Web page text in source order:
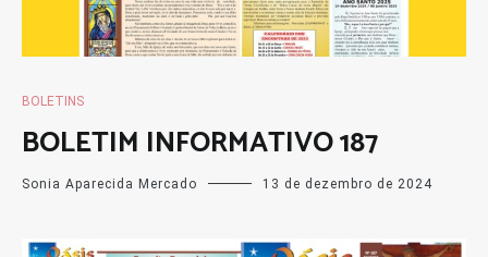
BOLETINS
BOLETIM INFORMATIVO 187
Sonia Aparecida Mercado 13 de dezembro de 2024